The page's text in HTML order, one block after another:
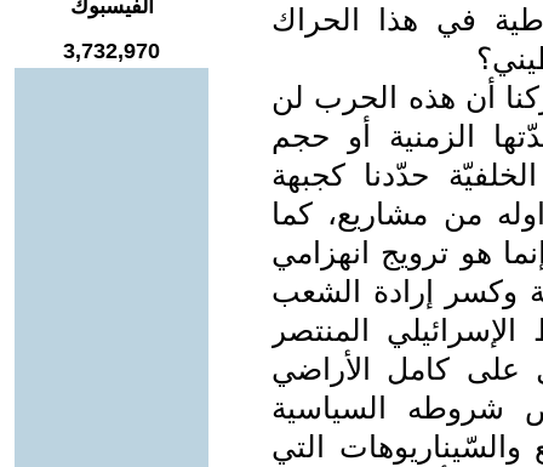
في هذا الحراك
أن هذه الحرب لن
الزمنية أو حجم
حدّدنا كجبهة
من مشاريع، كما
هو ترويج انهزامي
وكسر إرادة الشعب
المنتصر
على كامل الأراضي
شروطه السياسية
والسّيناريوهات التي
الفيسبوك
3,732,970